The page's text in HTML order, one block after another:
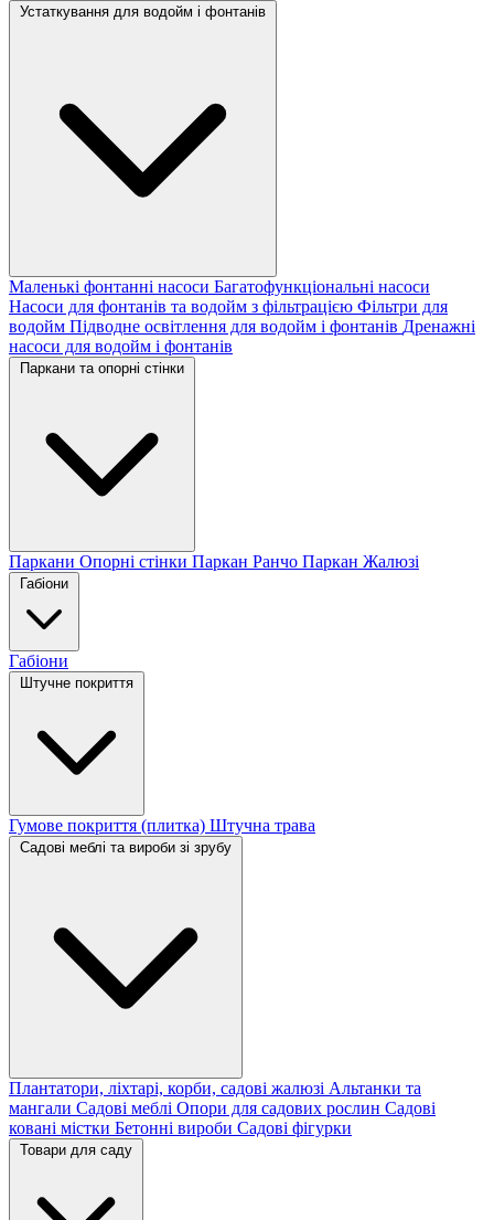
Устаткування для водойм і фонтанів
Маленькі фонтанні насоси Багатофункціональні насоси
Насоси для фонтанів та водойм з фільтрацією Фільтри для
водойм Підводне освітлення для водойм і фонтанів Дренажні
насоси для водойм і фонтанів
Паркани та опорні стінки
Паркани Опорні стінки Паркан Ранчо Паркан Жалюзі
Габіони
Габіони
Штучне покриття
Гумове покриття (плитка) Штучна трава
Садові меблі та вироби зі зрубу
Плантатори, ліхтарі, корби, садові жалюзі Альтанки та
мангали Садові меблі Опори для садових рослин Садові
ковані містки Бетонні вироби Садові фігурки
Товари для саду